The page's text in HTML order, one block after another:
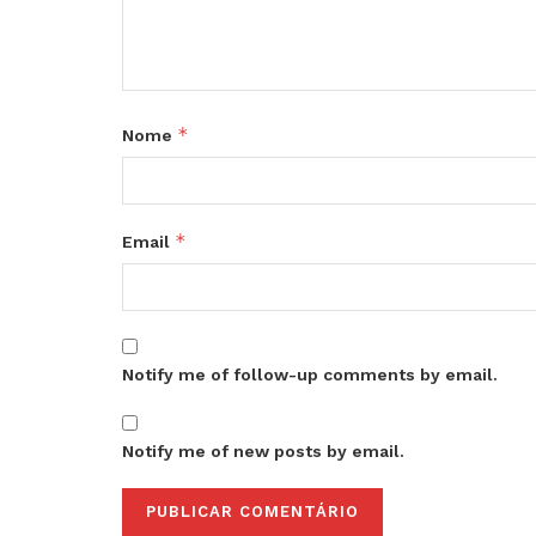
Nome *
Email *
Notify me of follow-up comments by email.
Notify me of new posts by email.